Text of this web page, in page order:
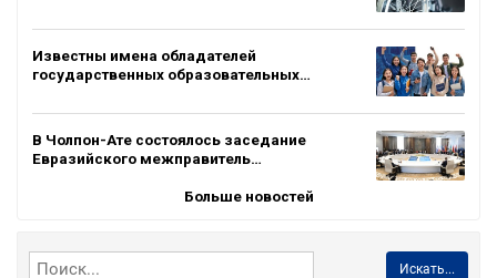
Известны имена обладателей
государственных образовательных…
В Чолпон-Ате состоялось заседание
Евразийского межправитель…
Больше новостей
Искать...